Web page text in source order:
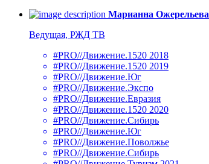
Марианна Ожерельева
Ведущая, РЖД ТВ
#PRO//Движение.1520 2018
#PRO//Движение.1520 2019
#PRO//Движение.Юг
#PRO//Движение.Экспо
#PRO//Движение.Евразия
#PRO//Движение.1520 2020
#PRO//Движение.Сибирь
#PRO//Движение.Юг
#PRO//Движение.Поволжье
#PRO//Движение.Сибирь